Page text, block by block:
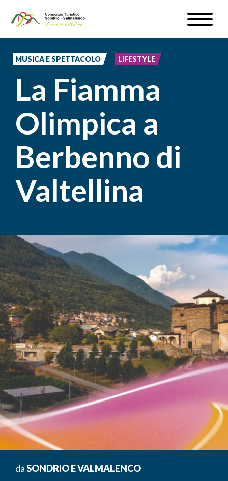
contenuto
principale
Toggle
WEBCAM & METEO
ISCRIVITI
IT
#InLOMBARDIA
MUSICA E SPETTACOLO LIFESTYLE
La Fiamma
Olimpica a
Berbenno di
Valtellina
daSONDRIO E VALMALENCO